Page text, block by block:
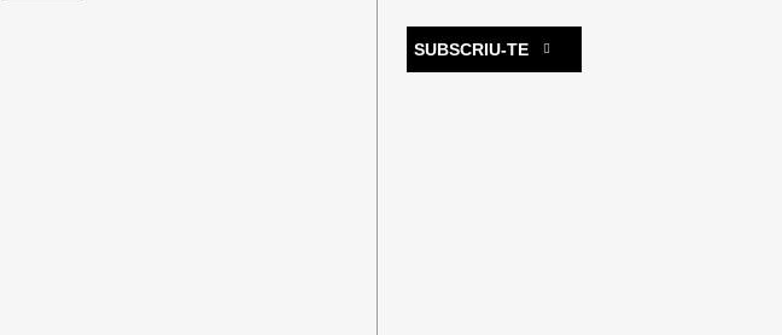
SUBSCRIU-TE